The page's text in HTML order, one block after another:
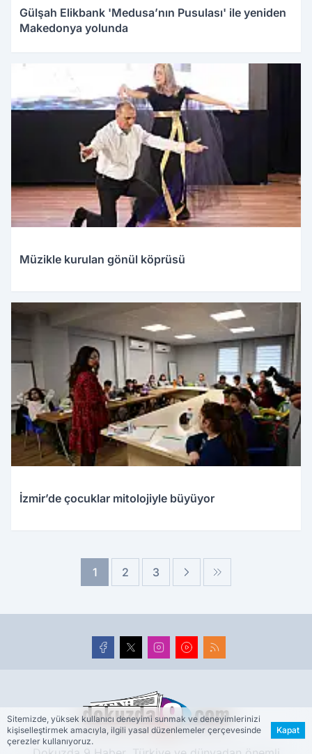
Gülşah Elikbank 'Medusa’nın Pusulası' ile yeniden
Makedonya yolunda
Müzikle kurulan gönül köprüsü
İzmir’de çocuklar mitolojiyle büyüyor
1 2 3
Sitemizde, yüksek kullanıcı deneyimi sunmak ve deneyimlerinizi
kişiselleştirmek amacıyla, ilgili yasal düzenlemeler çerçevesinde
çerezler kullanıyoruz.
Kapat